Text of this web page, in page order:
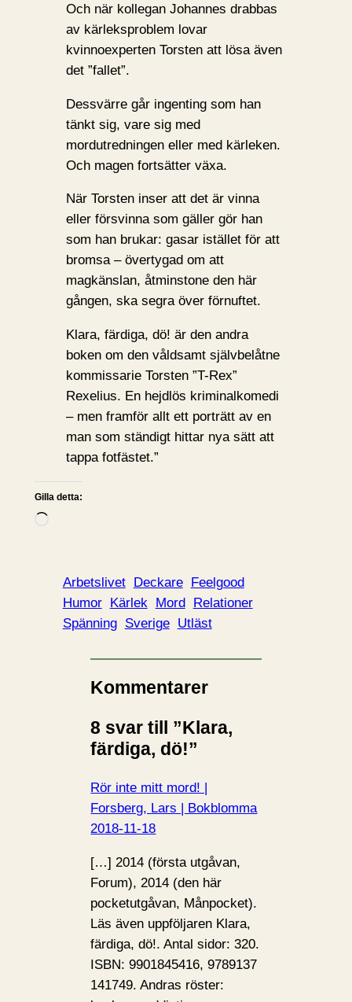
Och när kollegan Johannes drabbas
av kärleksproblem lovar
kvinnoexperten Torsten att lösa även
det ”fallet”.
Dessvärre går ingenting som han
tänkt sig, vare sig med
mordutredningen eller med kärleken.
Och magen fortsätter växa.
När Torsten inser att det är vinna
eller försvinna som gäller gör han
som han brukar: gasar istället för att
bromsa – övertygad om att
magkänslan, åtminstone den här
gången, ska segra över förnuftet.
Klara, färdiga, dö! är den andra
boken om den våldsamt självbelåtne
kommissarie Torsten ”T-Rex”
Rexelius. En hejdlös kriminalkomedi
– men framför allt ett porträtt av en
man som ständigt hittar nya sätt att
tappa fotfästet.”
Gilla detta:
L
Arbetslivet Deckare
Feelgood
Humor
Kärlek Mord
Relationer
Spänning Sverige Utläst
Kommentarer
8 svar till ”Klara,
färdiga, dö!”
Rör inte mitt mord! |
Forsberg, Lars | Bokblomma
2018-11-18
[…] 2014 (första utgåvan,
Forum), 2014 (den här
pocketutgåvan, Månpocket).
Läs även uppföljaren Klara,
färdiga, dö!. Antal sidor: 320.
ISBN: 9901845416, 9789137
141749. Andras röster: